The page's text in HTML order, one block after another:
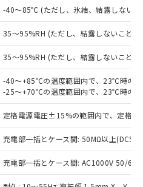
-40～85℃ (ただし、氷結、結露しないこ
35～95%RH (ただし、結露しないこと)
35～95%RH (ただし、結露しないこと)
-40～+85℃の温度範囲内で、23℃時の
-25～+70℃の温度範囲内で、23℃時の
定格電源電圧±15%の範囲内で、定格
充電部一括とケース間: 50MΩ以上
充電部一括とケース間: AC1000V 50/
ただき、同意のうえ
当社制御機器事業取扱
状況および標準価格
せていただくもので
業取扱商品の中には、
象外となる商品もある
標準価格照会結果は、
新日時点での社内デー
り替える予定のある
指令（10物質）の
で、対応品を出す予
査中または確認中の
料など無形物で、有
い商品です。
、非含有部品として
判明した場合などや
があります。
表
含有率が中国RoHSの
を示します。
含有率が中国RoHSの
とを示します。
当社販売部門へお問
貴社製品のうち、外国
貿易法に定める商品
物等」という）を輸出